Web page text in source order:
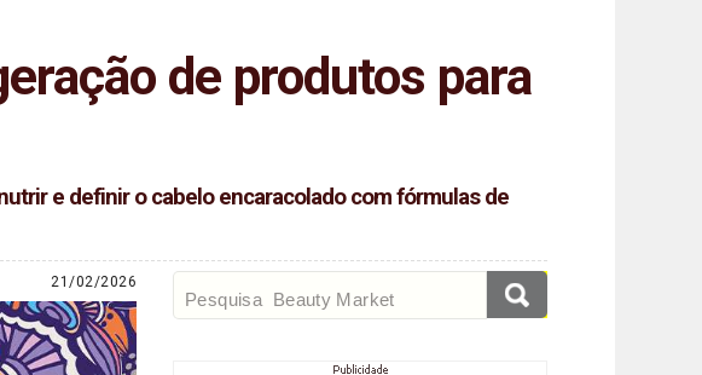
de produtos para
e definir o cabelo encaracolado com fórmulas de
21/02/2026